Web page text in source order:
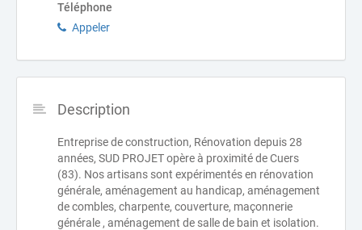
Téléphone
Appeler
Description
Entreprise de construction, Rénovation depuis 28
années, SUD PROJET opère à proximité de Cuers
(83). Nos artisans sont expérimentés en rénovation
générale, aménagement au handicap, aménagement
de combles, charpente, couverture, maçonnerie
générale , aménagement de salle de bain et isolation.